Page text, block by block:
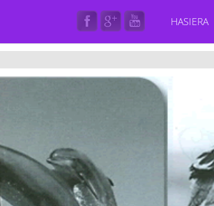
HASIERA